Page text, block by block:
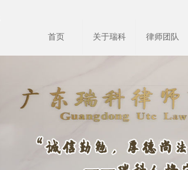
首页 关于瑞科 律师团队